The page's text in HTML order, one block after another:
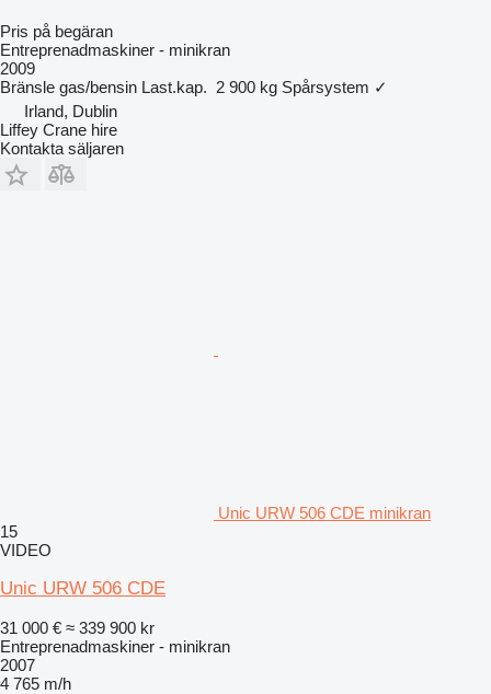
Pris på begäran
Entreprenadmaskiner - minikran
2009
Bränsle gas/bensin Last.kap. 2 900 kg Spårsystem ✓
Irland, Dublin
Liffey Crane hire
Kontakta säljaren
Unic URW 506 CDE minikran
15
VIDEO
Unic URW 506 CDE
31 000 € ≈ 339 900 kr
Entreprenadmaskiner - minikran
2007
4 765 m/h